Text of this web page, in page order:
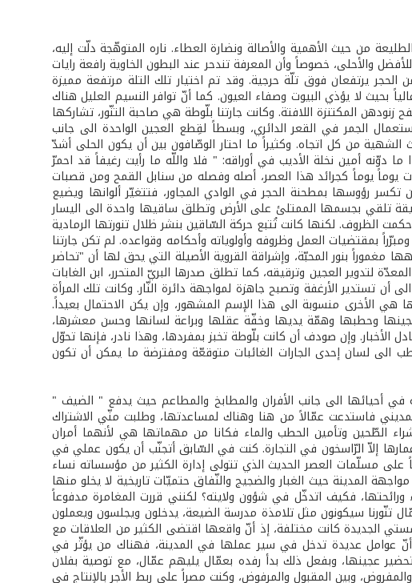
من حيث الأهمية والأصالة ونضارة العطاء. ناره المتوهّجة دلّت إليه،
والأحلى، خصوصاً وأن المعرفة تندحر عند البطون الخاوية رافعة رايات
يرتفعان فوق تلّة حرجية. وقد تم اختيار تلك التلة مرتفعة مميزة
بحيث لا يؤذي البيوت وصفاء العيون. كما أنّ توافر النسيم العليل هناك
المكتنزة اللافتة. وكانت جارتنا بلّوطة هي صاحبة التنّور، تشاركها
الجمر في القعر الدائري، وبسطاً لقِطع العجين الواحدة الى جانب
الشهية من كل اتجاه. وكثيراً ما احتار الوصّافون بين أن يكون الحلى أشدّ
دوّنه أمين نخلة الأديب في أوراقه: " فلا واللّه ما رأيت رغيفاً قد احمرّ
يوماً يوماً كجرائد هذا العصر، أصله وفصله من سنابل القمح ومن قصبات
رؤوسها بمطحنة الحجر في الوادي المجاور، فتتغيّر ألوانها ويضيع
تلقي بجسمها الممتلئ على الأرض وتطلق ساقيها واحدة الى اليسار
الظروف. لكنها كانت تُتبع حركة السّاقين بنشر ظلال تنورتها الرمادية
بمقتضيات العمل وظروفه وأولوياته وأحكامه وقواعده. لم تكن جارتنا
بنور المحبّة، وإشراقة القروية الأصيلة التي يحق لها أن "تحاضر
لتدوير العجين وترقيقه، كما تطلق صدرها البريّ المتحرر، ابن الغابات
أن تستدير الأرغفة وتصبح جاهزة لمواجهة دائرة النّار. وكانت تلك المرأة
هي الأخرى منسوبة الى هذا الإسم المشهور، وإن يكن الاحتمال بعيداً.
وحطبها وهمّة يديها وخفّة عقلها وبراعة لسانها وحسن معشرها،
وإن صودف أن كانت بلّوطة تخبز بمفردها، وهذا نادر، فإنها تحوّل
الى لسان إحدى الجارات الغائبات متوقعّة ومفترضة ما يمكن أن تكون
في أحيائها الى جانب الأفران والمطابخ والمطاعم حيث يدفع " الضيف "
فاستدعت عمّالاً من هنا وهناك لمساعدتها، وطلبت منّي الاشتراك
الطّحين وتأمين الحطب والماء فكانا من مهماتها هي لأنهما أمران
إلاّ الرّاسخون في التجارة. كنت في السّابق أتجنّب أن يكون عملي في
مسلّمات العصر الحديث الذي تتولى إدارة الكثير من مؤسساته نساء
المدينة حيث الغبار والضجيج والنّفاق حتميّات تاريخية لا يخلو منها
فكيف اتدخّل في شؤون ولايته؟ لكنني قررت المغامرة مدفوعاً
سيكونون مثل تلامذة مدرسة الضيعة، يدخلون ويجلسون ويعملون
الجديدة كانت مختلفة، إذ أنّ واقعها اقتضى الكثير من العلاقات مع
أنّ عوامل عديدة تدخل في سير عملها في المدينة، فهناك من يؤثّر في
عجينها، وبفعل ذلك بدأ رفده بعمّال يليهم عمّال، مع توصية بفلان
وبين المقبول والمرفوض، وكنت مصراً على ربط الأجر بالإنتاج في